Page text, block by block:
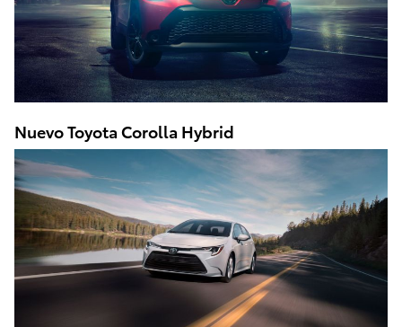
Nuevo Toyota Corolla Hybrid